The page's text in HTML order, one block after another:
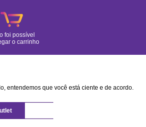
foi possível
o carrinho
entendemos que você está ciente e de acordo.